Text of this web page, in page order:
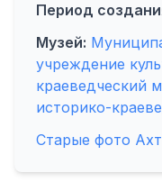
Период
Музей:
учреждение
краеведческий
историко-
Старые фото